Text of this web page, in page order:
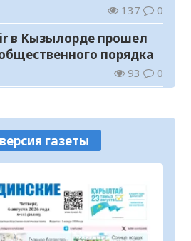
137 0
в Кызылорде прошел
порядка
93 0
о семейных
пожарной
каждого
56
республиканской
газеты